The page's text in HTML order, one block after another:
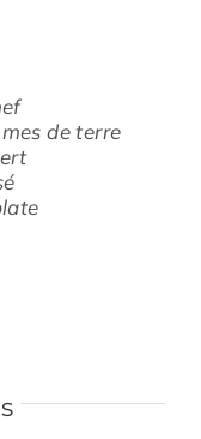
de terre